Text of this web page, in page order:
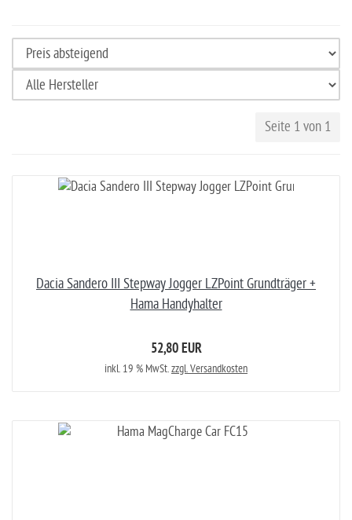
Seite 1 von 1
Dacia Sandero III Stepway Jogger LZPoint Grundträger +
Hama Handyhalter
52,80 EUR
inkl. 19 % MwSt.zzgl. Versandkosten